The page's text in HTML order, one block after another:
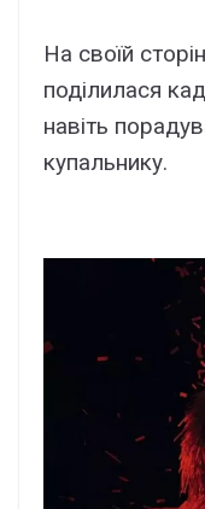
На своїй
поділилася
навіть
купальнику.